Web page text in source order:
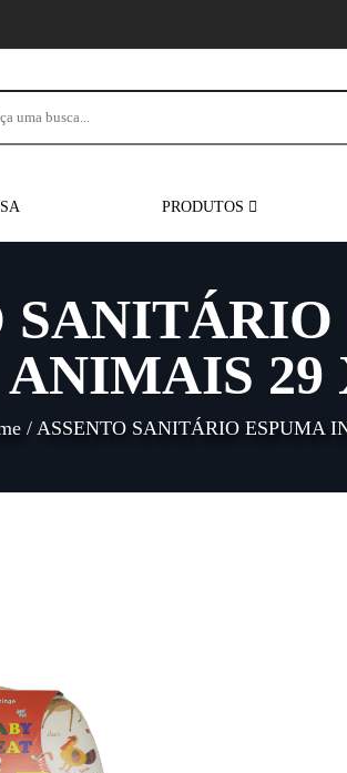
PRODUTOS
ANIMAIS 29
/ ASSENTO SANITÁRIO ESPUMA